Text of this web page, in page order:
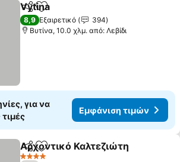
Κοινοποίηση
Προσθήκη στα αγαπημένα
Vytina
8,9 Εξαιρετικό
394
Βυτίνα, 10.0 χλμ. από: Λεβίδι
για να
τιμές
Εμφάνιση τιμών
Κοινοποίηση
Προσθήκη στα αγαπημένα
Αρχοντικό Καλτεζιώτη
4 Αστέρια